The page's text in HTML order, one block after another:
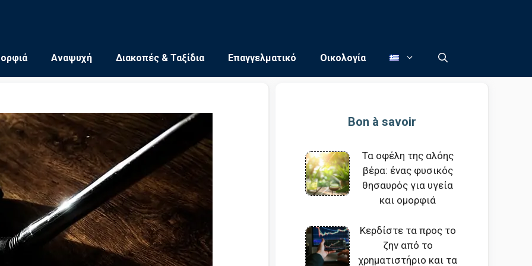
Αναψυχή Διακοπές & Ταξίδια Επαγγελματικό Οικολογία
Bon à savoir
Τα οφέλη της αλόης
βέρα: ένας φυσικός
θησαυρός για υγεία
και ομορφιά
Κερδίστε τα προς το
ζην από το
χρηματιστήριο και τα